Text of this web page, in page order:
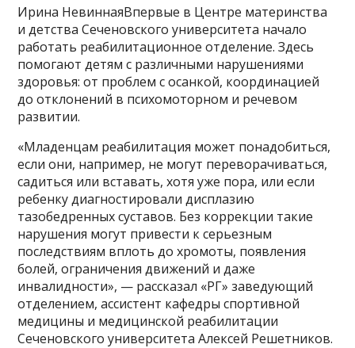
Ирина НевиннаяВпервые в Центре материнства
и детства Сеченовского университета начало
работать реабилитационное отделение. Здесь
помогают детям с различными нарушениями
здоровья: от проблем с осанкой, координацией
до отклонений в психомоторном и речевом
развитии.
«Младенцам реабилитация может понадобиться,
если они, например, не могут переворачиваться,
садиться или вставать, хотя уже пора, или если
ребенку диагностировали дисплазию
тазобедренных суставов. Без коррекции такие
нарушения могут привести к серьезным
последствиям вплоть до хромоты, появления
болей, ограничения движений и даже
инвалидности», — рассказал «РГ» заведующий
отделением, ассистент кафедры спортивной
медицины и медицинской реабилитации
Сеченовского университета Алексей Решетников.